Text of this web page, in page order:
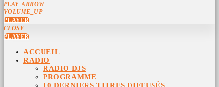
PLAY_ARROW
VOLUME_UP
PLAYER
CLOSE
PLAYER
ACCUEIL
RADIO
RADIO DJS
PROGRAMME
10 DERNIERS TITRES DIFFUSÉS